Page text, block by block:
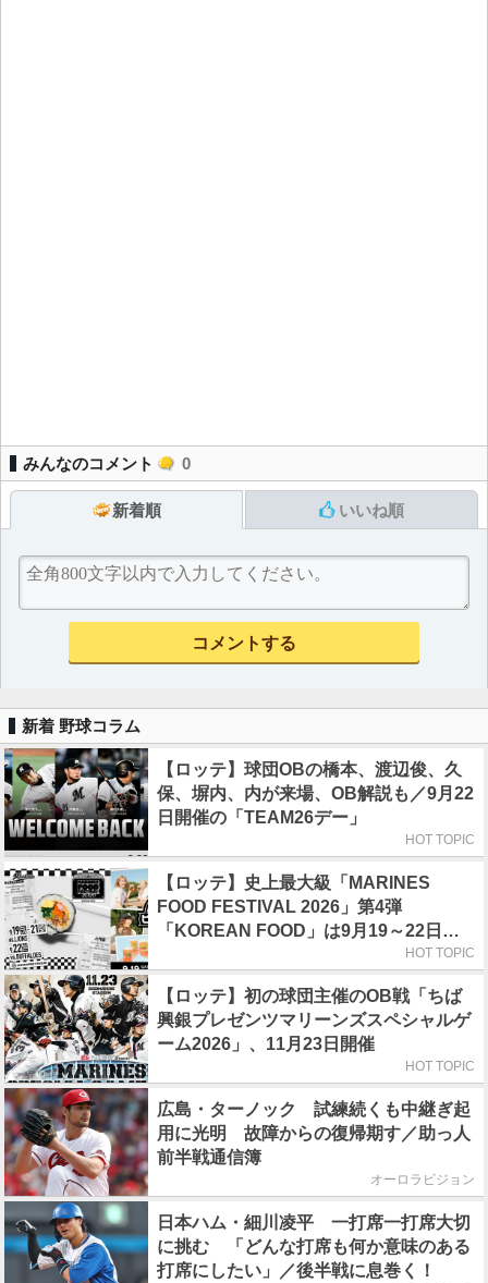
みんなのコメント 0
新着順 いいね順
新着 野球コラム
【ロッテ】球団OBの橋本、渡辺俊、久
保、塀内、内が来場、OB解説も／9月22
日開催の「TEAM26デー」
HOT TOPIC
【ロッテ】史上最大級「MARINES
FOOD FESTIVAL 2026」第4弾
「KOREAN FOOD」は9月19～22日／
HOT TOPIC
【ロッテ】初の球団主催のOB戦「ちば
興銀プレゼンツマリーンズスペシャルゲ
ーム2026」、11月23日開催
HOT TOPIC
広島・ターノック 試練続くも中継ぎ起
用に光明 故障からの復帰期す／助っ人
前半戦通信簿
オーロラビジョン
日本ハム・細川凌平 一打席一打席大切
に挑む 「どんな打席も何か意味のある
打席にしたい」／後半戦に息巻く！